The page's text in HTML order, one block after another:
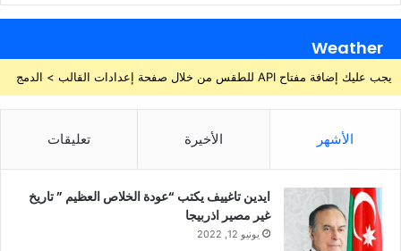
Weather
يجب عليك إضافة مفتاح API للطقس من خلال صفحة إعدادات القالب > الدمج
الأشهر الأخيرة تعليقات
ايدين تاغييف يكتب “عودة الخلاص العظيم ” تاريخ
غير مصير اذربيجا
يونيو 12, 2022